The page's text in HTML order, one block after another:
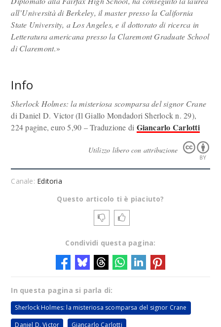
all’Università di Berkeley, il master presso la California
State University, a Los Angeles, e il dottorato di ricerca in
Letteratura americana presso la Claremont Graduate School
di Claremont.»
Info
Sherlock Holmes: la misteriosa scomparsa del signor Crane
di Daniel D. Victor (Il Giallo Mondadori Sherlock n. 29),
224 pagine, euro 5,90 – Traduzione di Giancarlo Carlotti
Utilizzo libero con attribuzione
Canale: Editoria
Questo articolo ti è piaciuto?
Condividi questa pagina:
In questa pagina si parla di:
Sherlock Holmes: la misteriosa scomparsa del signor Crane
Daniel D. Victor Giancarlo Carlotti